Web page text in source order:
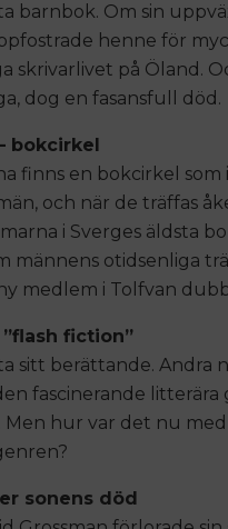
barnbok. Om sin
henne för
skrivarlivet på Öland.
dog en fasansfull död.
bokcirkel
finns en bokcirkel som
och när de träffas
i Sverges äldsta
männens otidsenliga
medlem i Tolfvan
fiction”
sitt berättande. Andra
fascinerande litterära
hur var det nu med
sonens död